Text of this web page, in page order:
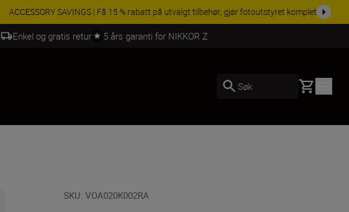
komplett i dag. KJØP NÅ
Enkel og gratis retur 5 års garanti for NIKKOR Z
Søk Basket
SKU:VOA020K002RA